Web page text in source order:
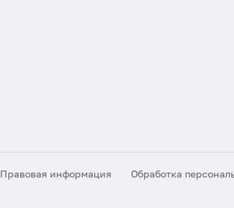
Правовая информация Обработка